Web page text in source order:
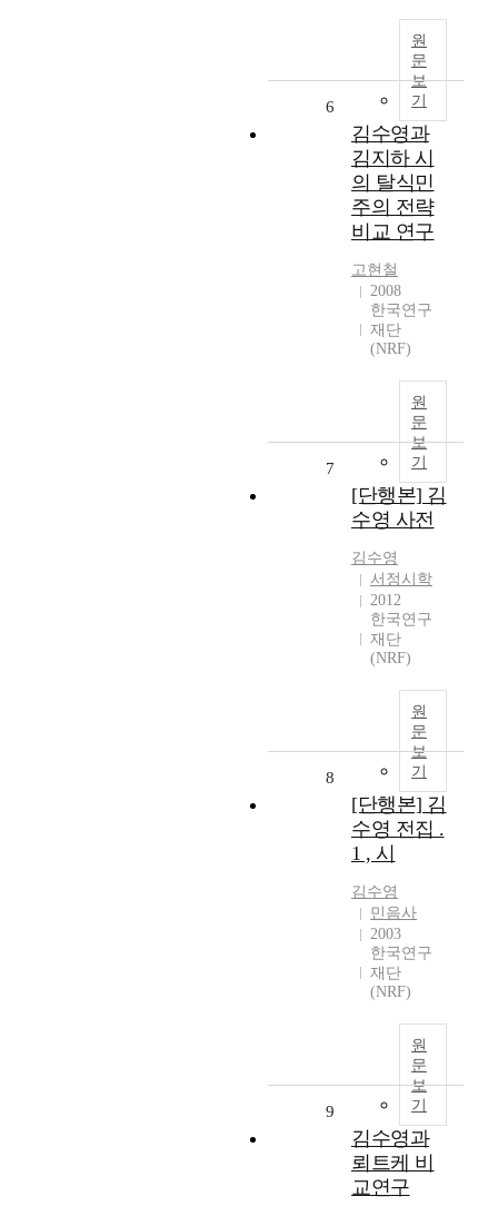
원
문
보
기
6
김수영과
김지하 시
의 탈식민
주의 전략
비교 연구
고현철
2008
한국연구
재단
(NRF)
원
문
보
기
7
[단행본] 김
수영 사전
김수영
서정시학
2012
한국연구
재단
(NRF)
원
문
보
기
8
[단행본] 김
수영 전집 .
1 , 시
김수영
민음사
2003
한국연구
재단
(NRF)
원
문
보
기
9
김수영과
뢰트케 비
교연구